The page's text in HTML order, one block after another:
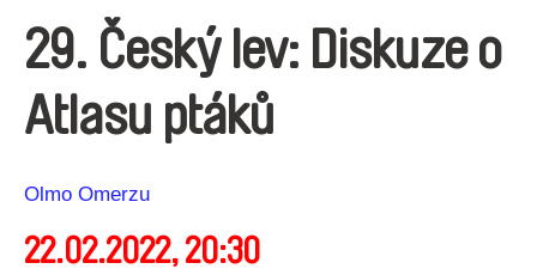
29. Český lev: Diskuze o
Atlasu ptáků
Režie
Olmo Omerzu
22.02.2022, 20:30